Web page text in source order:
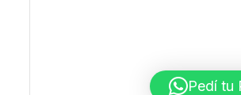
Pedí tu